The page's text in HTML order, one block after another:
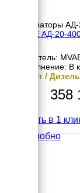
Генераторы
MVAE АД-20-
Двигатель:
Исполнение: В
20 кВт /
358
Купить в 1
Подробно